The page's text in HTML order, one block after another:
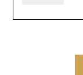
Навігація